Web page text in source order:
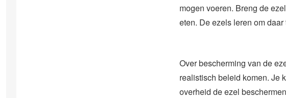
mogen voeren. Breng de
eten. De ezels leren om
Over bescherming van de
realistisch beleid komen. Je
overheid de ezel